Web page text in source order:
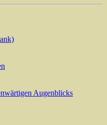
Augenblicks